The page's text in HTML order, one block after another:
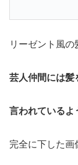
リーゼント風の
芸人仲間には髪
言われているよ
完全に下した画